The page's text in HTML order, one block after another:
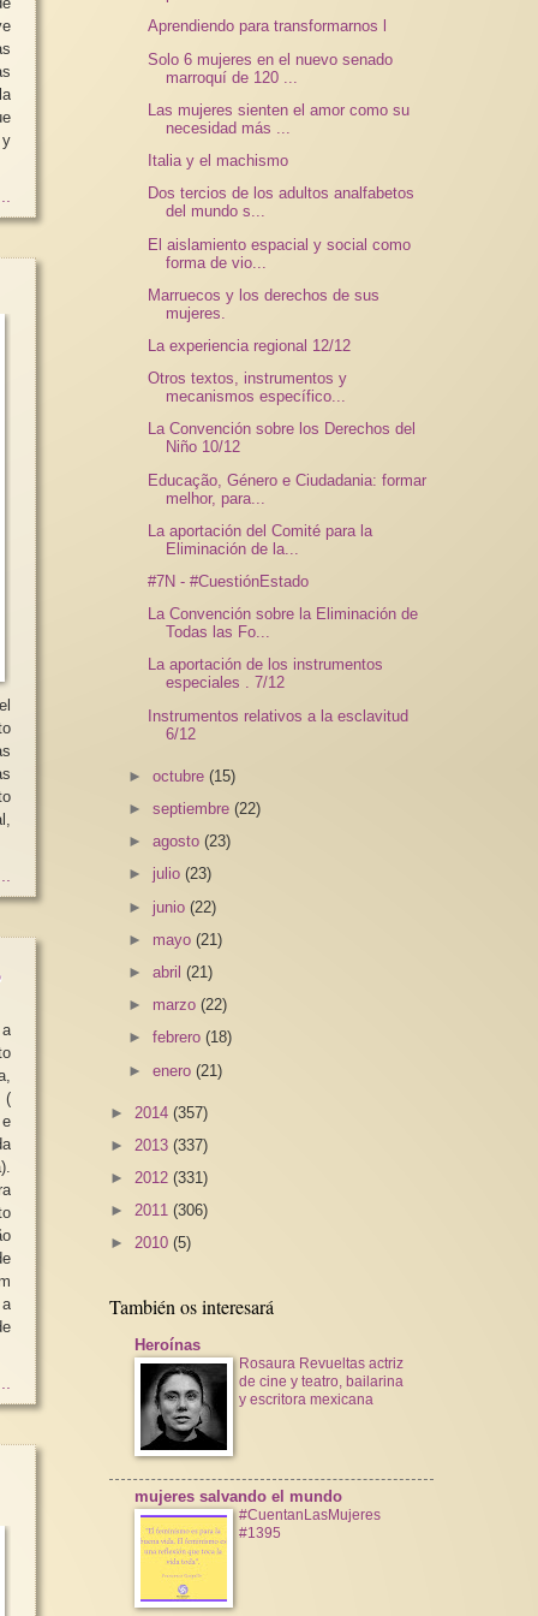
(
Aprendiendo para transformarnos l
Solo 6 mujeres en el nuevo senado
marroquí de 120 ...
Las mujeres sienten el amor como su
necesidad más ...
Italia y el machismo
Dos tercios de los adultos analfabetos
del mundo s...
El aislamiento espacial y social como
forma de vio...
Marruecos y los derechos de sus
mujeres.
La experiencia regional 12/12
Otros textos, instrumentos y
mecanismos específico...
La Convención sobre los Derechos del
Niño 10/12
Educação, Género e Ciudadania: formar
melhor, para...
La aportación del Comité para la
Eliminación de la...
#7N - #CuestiónEstado
La Convención sobre la Eliminación de
Todas las Fo...
La aportación de los instrumentos
especiales . 7/12
Instrumentos relativos a la esclavitud
6/12
►octubre(15)
►septiembre(22)
►agosto(23)
► julio(23)
► junio(22)
► mayo(21)
►abril(21)
► marzo(22)
►febrero(18)
►enero(21)
► 2014 (357)
► 2013 (337)
► 2012 (331)
► 2011 (306)
► 2010 (5)
También os interesará
Heroínas
Rosaura Revueltas actriz
de cine y teatro, bailarina
y escritora mexicana
mujeres salvando el mundo
#CuentanLasMujeres
#1395